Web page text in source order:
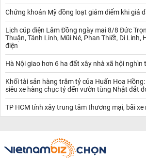
ăn dư thừa chưa qua xử lý nhiệt để nuôi heo.
Tại Việt Nam, dịch tả heo châu Phi chính
ngày 19/2/2019 tại hai tỉnh Thái Bình và
Tính đến ngày 5/3,ASFđã lây lan đến 8
Yên, Thái Bình, Hải Phòng, Thanh Hóa, Hà
Dương, Hòa Bình.
Tạm tính đến ngày theo các con số được Bộ
triển Nông thôn thông tin, đã có 3.928 con
cả nước.
Chứng khoán Mỹ đồng loạt giảm điểm khi giá
Lịch cúp điện Lâm Đồng ngày mai 8/8 Đức
Thuận, Tánh Linh, Mũi Né, Phan Thiết, Di Linh,
điện
Hà Nội giao hơn 6 ha đất xây nhà xã hội nghìn
Khối tài sản hàng trăm tỷ của Huấn Hoa
siêu xe hàng chục tỷ đến vườn tùng Nhật đắt
TP HCM tính xây trung tâm thương mại, bãi xe